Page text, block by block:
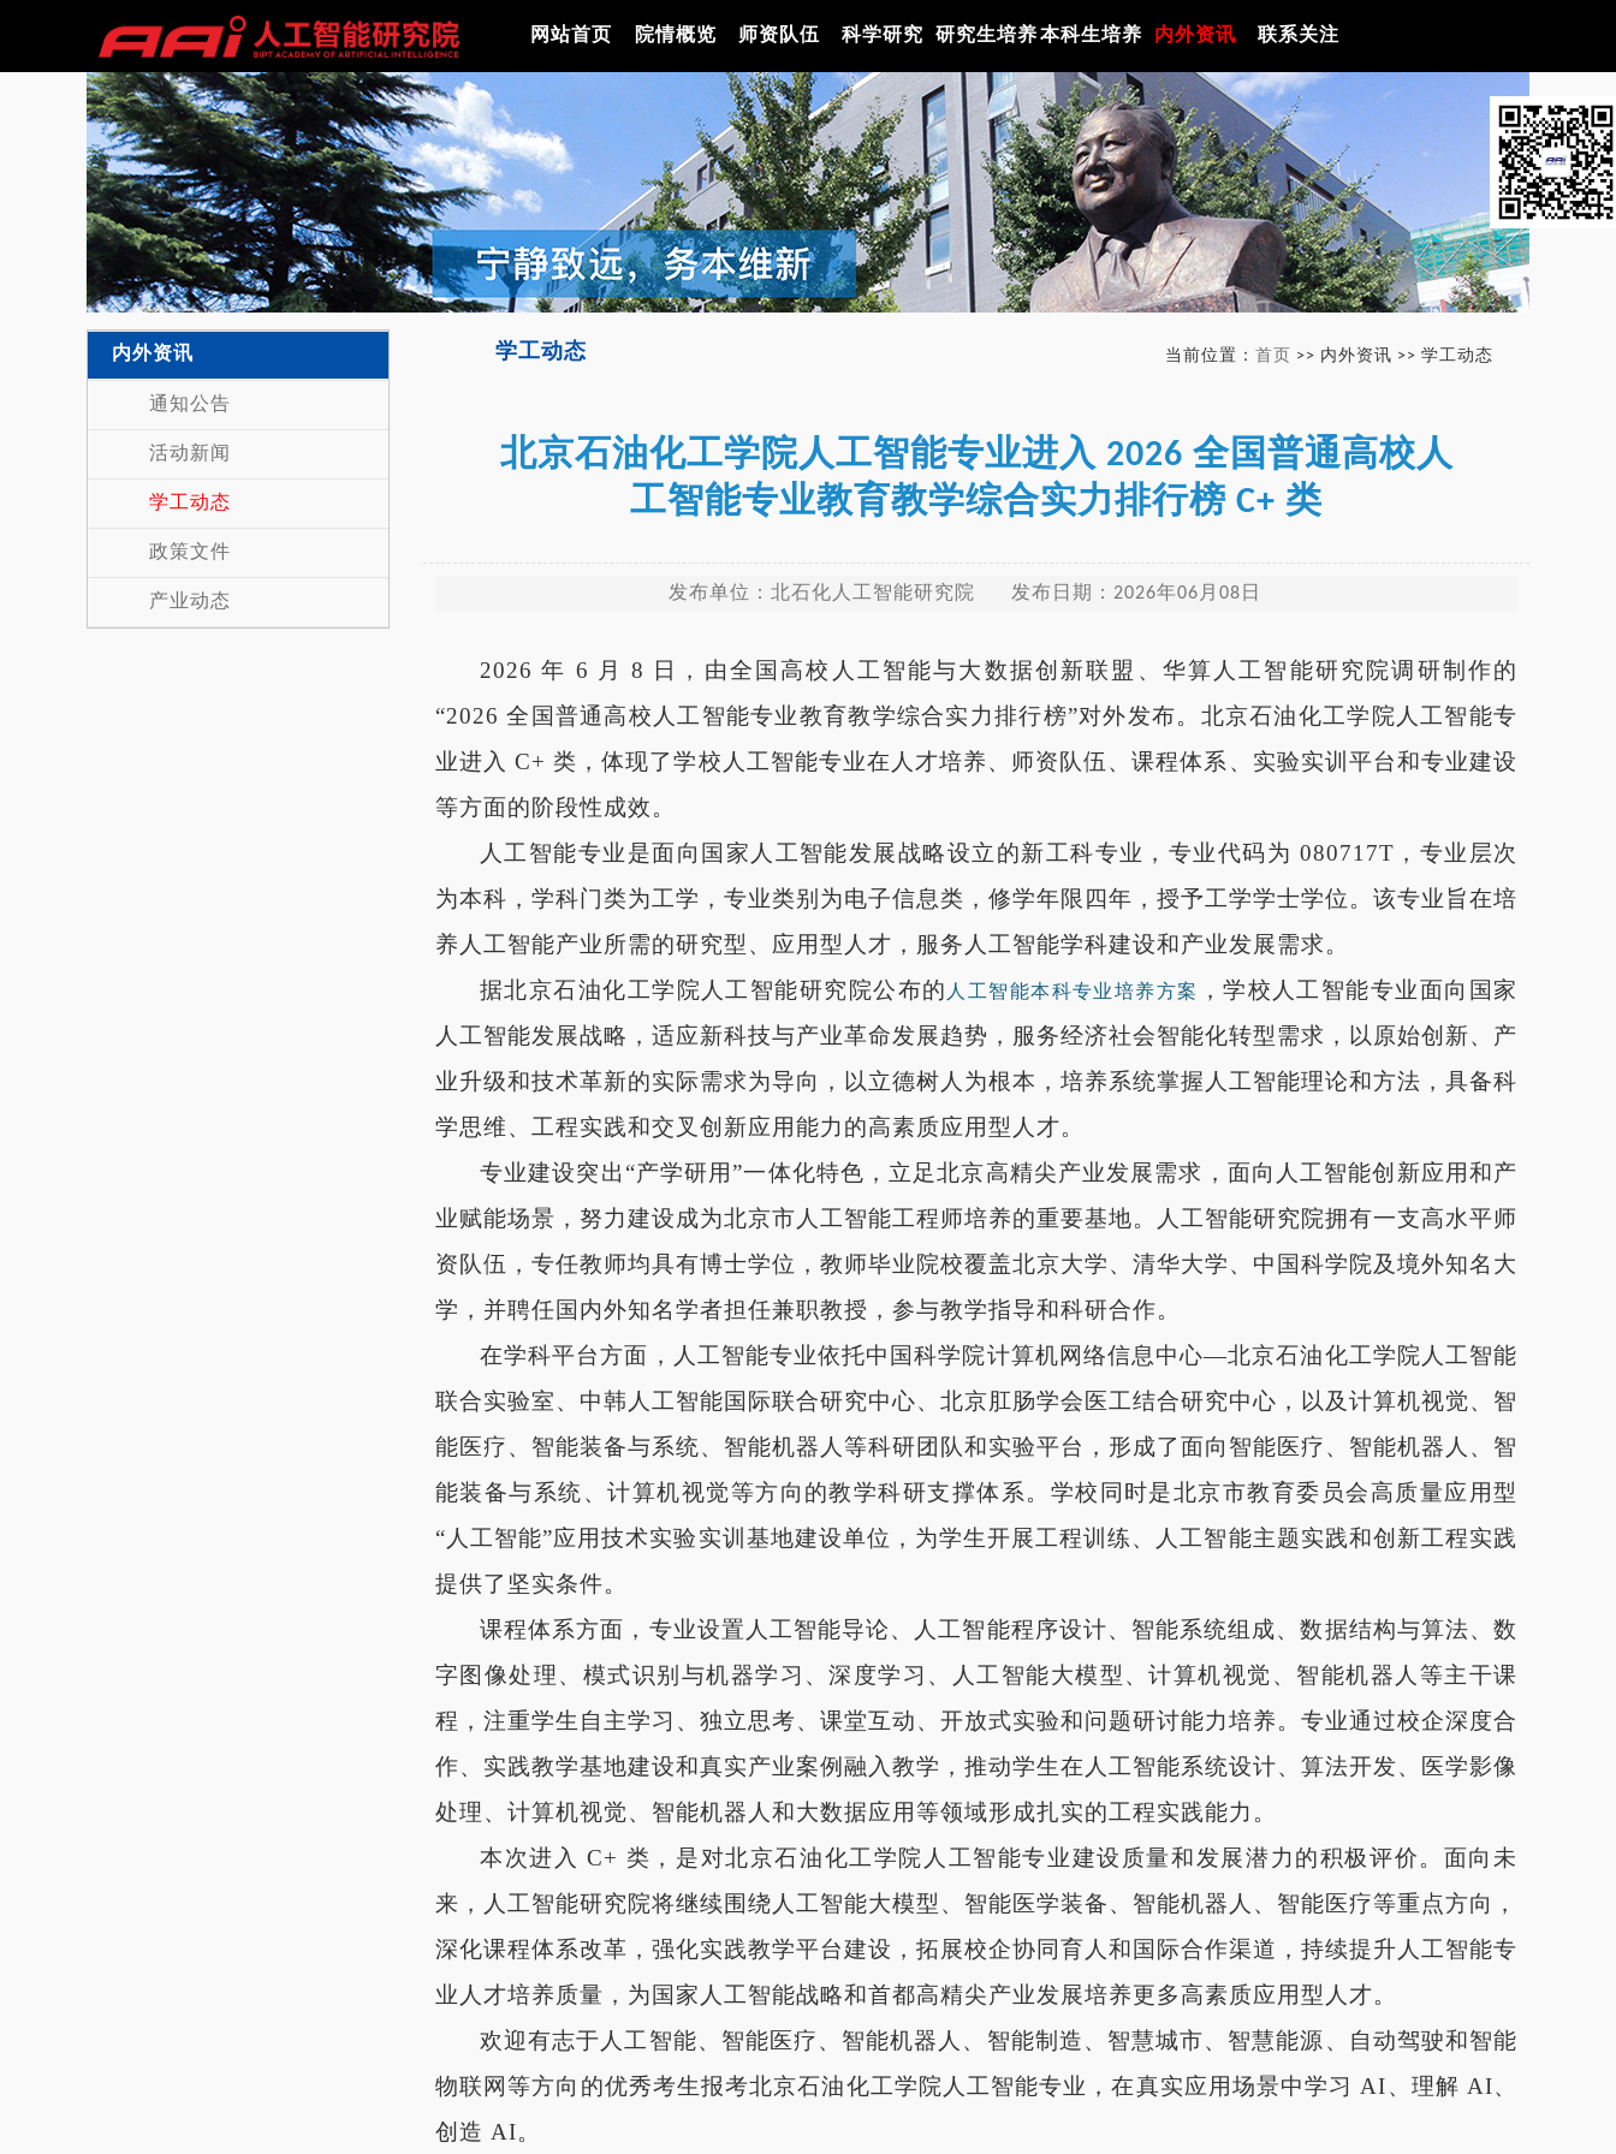
网站首页 院情概览 师资队伍 科学研究 研究生培养本科生培养 内外资讯 联系关注
内外资讯
通知公告
活动新闻
学工动态
政策文件
产业动态
学工动态 当前位置： 首页 >> 内外资讯 >> 学工动态
北京石油化工学院人工智能专业进入 2026 全国普通高校人
工智能专业教育教学综合实力排行榜 C+ 类
发布单位：北石化人工智能研究院 发布日期：2026年06月08日
2026年 6 月 8
日，由全国高校人工智能与大数据创新联盟、华算人工智能研究院调研制作的
“2026 全国普通高校人工智能专业教育教学综合实力排行榜”对外发布。北京石油化工学院人工智能专
业进入 C+ 类，体现了学校人工智能专业在人才培养、师资队伍、课程体系、实验实训平台和专业建设
等方面的阶段性成效。
人工智能专业是面向国家人工智能发展战略设立的新工科专业，专业代码为 080717T，专业层次
为本科，学科门类为工学，专业类别为电子信息类，修学年限四年，授予工学学士学位。该专业旨在培
养人工智能产业所需的研究型、应用型人才，服务人工智能学科建设和产业发展需求。
据北京石油化工学院人工智能研究院公布的 人工智能本科专业培养方案
，学校人工智能专业面向国家
人工智能发展战略，适应新科技与产业革命发展趋势，服务经济社会智能化转型需求，以原始创新、产
业升级和技术革新的实际需求为导向，以立德树人为根本，培养系统掌握人工智能理论和方法，具备科
学思维、工程实践和交叉创新应用能力的高素质应用型人才。
专业建设突出 “产学研用”一体化特色，立足北京高精尖产业发展需求，面向人工智能创新应用和产
业赋能场景，努力建设成为北京市人工智能工程师培养的重要基地。人工智能研究院拥有一支高水平师
资队伍，专任教师均具有博士学位，教师毕业院校覆盖北京大学、清华大学、中国科学院及境外知名大
学，并聘任国内外知名学者担任兼职教授，参与教学指导和科研合作。
在学科平台方面，人工智能专业依托中国科学院计算机网络信息中心—北京石油化工学院人工智能
联合实验室、中韩人工智能国际联合研究中心、北京肛肠学会医工结合研究中心，以及计算机视觉、智
能医疗、智能装备与系统、智能机器人等科研团队和实验平台，形成了面向智能医疗、智能机器人、智
能装备与系统、计算机视觉等方向的教学科研支撑体系。学校同时是北京市教育委员会高质量应用型
“人工智能”应用技术实验实训基地建设单位，为学生开展工程训练、人工智能主题实践和创新工程实践
提供了坚实条件。
课程体系方面，专业设置人工智能导论、人工智能程序设计、智能系统组成、数据结构与算法、数
字图像处理、模式识别与机器学习、深度学习、人工智能大模型、计算机视觉、智能机器人等主干课
程，注重学生自主学习、独立思考、课堂互动、开放式实验和问题研讨能力培养。专业通过校企深度合
作、实践教学基地建设和真实产业案例融入教学，推动学生在人工智能系统设计、算法开发、医学影像
处理、计算机视觉、智能机器人和大数据应用等领域形成扎实的工程实践能力。
本次进入 C+ 类，是对北京石油化工学院人工智能专业建设质量和发展潜力的积极评价。面向未
来，人工智能研究院将继续围绕人工智能大模型、智能医学装备、智能机器人、智能医疗等重点方向，
深化课程体系改革，强化实践教学平台建设，拓展校企协同育人和国际合作渠道，持续提升人工智能专
业人才培养质量，为国家人工智能战略和首都高精尖产业发展培养更多高素质应用型人才。
欢迎有志于人工智能、智能医疗、智能机器人、智能制造、智慧城市、智慧能源、自动驾驶和智能
物联网等方向的优秀考生报考北京石油化工学院人工智能专业，在真实应用场景中学习 AI、理解 AI、
创造 AI。